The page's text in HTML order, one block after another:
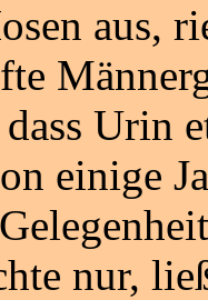
aus,
Urin
einige
nur,